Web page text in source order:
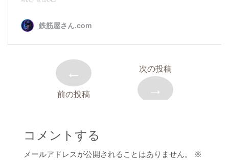
←
前の投稿
次の投稿
→
コメントする
メールアドレスが公開されることはありません。
※